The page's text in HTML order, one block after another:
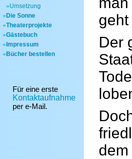
Umsetzung
Die Sonne
Theaterprojekte
Gästebuch
Impressum
Bücher bestellen
Für eine erste
Kontaktaufnahme
per e-Mail.
geht
Der